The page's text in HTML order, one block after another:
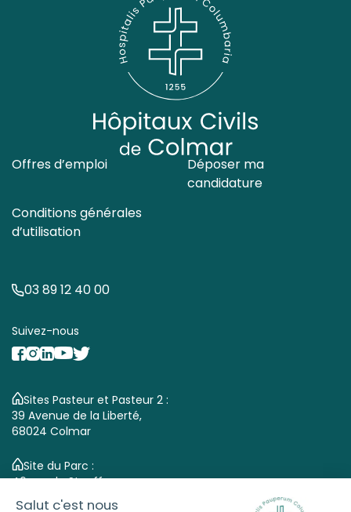
Offres d’emploi
Déposer ma
candidature
Conditions générales
d’utilisation
03 89 12 40 00
Suivez-nous
Sites Pasteur et Pasteur 2 :
39 Avenue de la Liberté,
68024 Colmar
Site du Parc :
46 rue du Stauffen,
68000 Colmar